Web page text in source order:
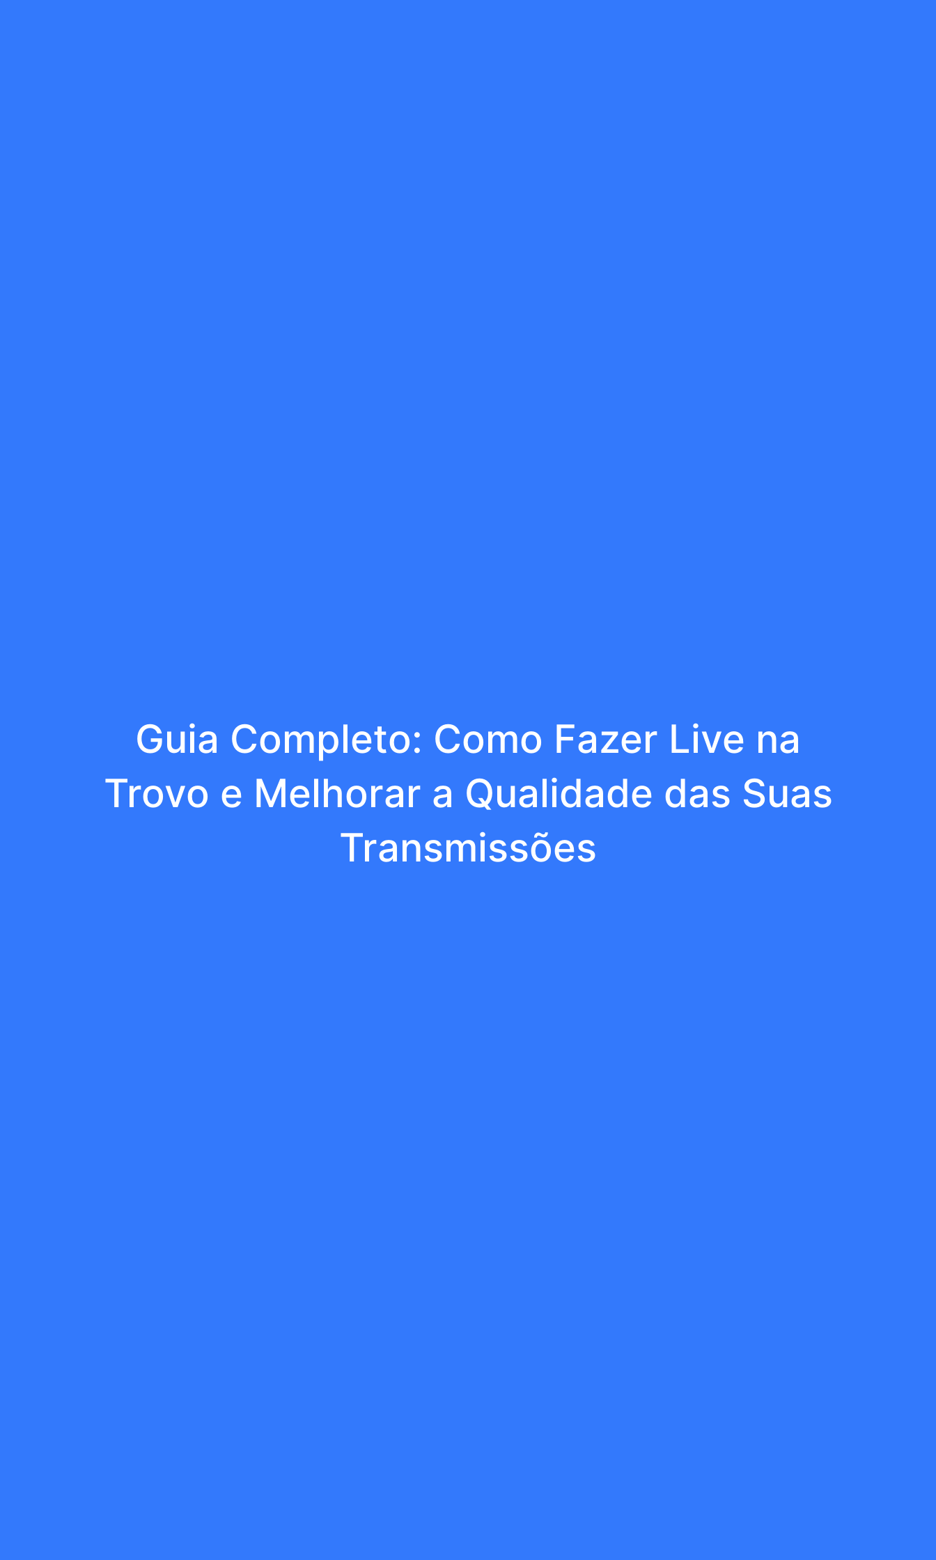
Guia Completo: Como Fazer Live na
Trovo e Melhorar a Qualidade das Suas
Transmissões